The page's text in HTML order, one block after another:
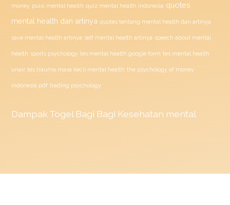
money puisi mental health quiz mental health indonesia quotes
mental health dan artinya quotes tentang mental health dan artinya
save mental health artinya self mental health artinya speech about mental
health sports psychology tes mental health google form tes mental health
unair tes trauma masa kecil mental health the psychology of money
indonesia pdf trading psychology
Dampak Togel Bagi Bagi Kesehatan mental